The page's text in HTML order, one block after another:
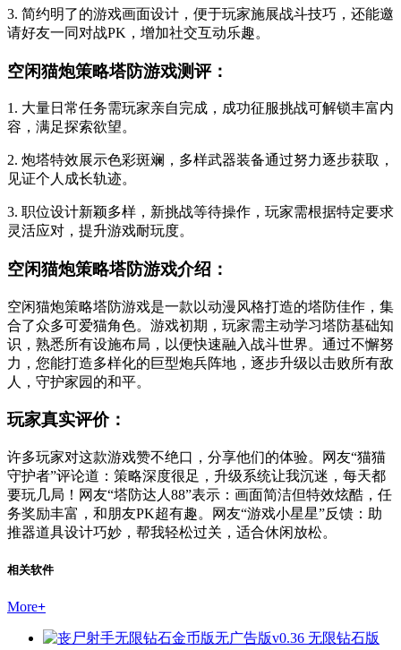
3. 简约明了的游戏画面设计，便于玩家施展战斗技巧，还能邀
请好友一同对战PK，增加社交互动乐趣。
空闲猫炮策略塔防游戏测评：
1. 大量日常任务需玩家亲自完成，成功征服挑战可解锁丰富内
容，满足探索欲望。
2. 炮塔特效展示色彩斑斓，多样武器装备通过努力逐步获取，
见证个人成长轨迹。
3. 职位设计新颖多样，新挑战等待操作，玩家需根据特定要求
灵活应对，提升游戏耐玩度。
空闲猫炮策略塔防游戏介绍：
空闲猫炮策略塔防游戏是一款以动漫风格打造的塔防佳作，集
合了众多可爱猫角色。游戏初期，玩家需主动学习塔防基础知
识，熟悉所有设施布局，以便快速融入战斗世界。通过不懈努
力，您能打造多样化的巨型炮兵阵地，逐步升级以击败所有敌
人，守护家园的和平。
玩家真实评价：
许多玩家对这款游戏赞不绝口，分享他们的体验。网友“猫猫
守护者”评论道：策略深度很足，升级系统让我沉迷，每天都
要玩几局！网友“塔防达人88”表示：画面简洁但特效炫酷，任
务奖励丰富，和朋友PK超有趣。网友“游戏小星星”反馈：助
推器道具设计巧妙，帮我轻松过关，适合休闲放松。
相关软件
More+